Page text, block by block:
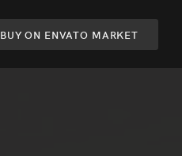
BUY ON ENVATO MARKET